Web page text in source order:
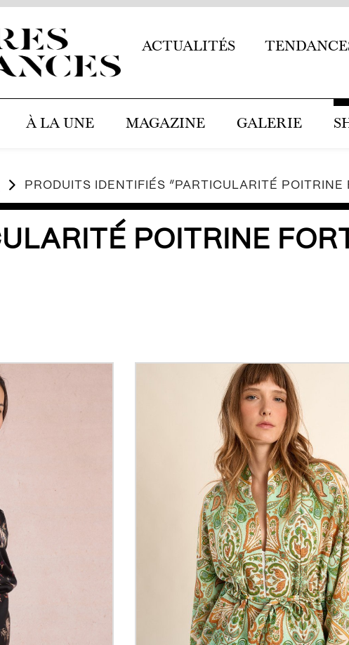
ACTUALITÉS
À LA UNE MAGAZINE GALERIE
PRODUITS IDENTIFIÉS “PARTICULARITÉ POITRINE
POITRINE